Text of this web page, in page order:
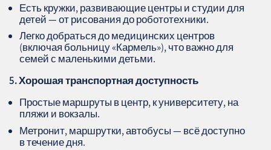
Есть кружки, развивающие центры и студии для
детей — от рисования до робототехники.
Легко добраться до медицинских центров
(включая больницу «Кармель»), что важно для
семей с маленькими детьми.
5. Хорошая транспортная доступность
Простые маршруты в центр, к университету, на
пляжи и вокзалы.
Метронит, маршрутки, автобусы — всё доступно
в течение дня.